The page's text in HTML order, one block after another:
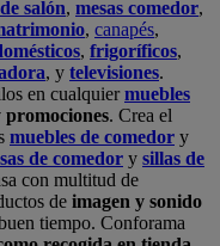
salón, mesas comedor,
, canapés,
, frigoríficos,
, y televisiones.
en cualquiermuebles
promociones. Crea el
muebles de comedor y
de comedor y sillas de
con multitud de
de imagen y sonido
tiempo. Conforama